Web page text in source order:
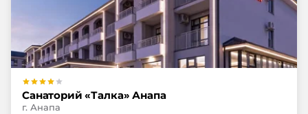
Санаторий «Талка» Анапа
г. Анапа